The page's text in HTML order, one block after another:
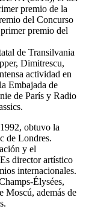
premio de la
del Concurso
premio del
de Transilvania
Dimitrescu,
actividad en
Embajada de
de París y Radio
obtuvo la
de Londres.
y el
director artístico
internacionales.
Élysées,
Moscú, además de